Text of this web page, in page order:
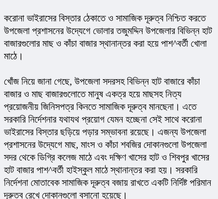
করোনা ভাইরাসের বিস্তার ঠেকাতে ও সামাজিক দূরুত্ব নিশ্চিত করতে
উপজেলা প্রশাসনের উদ্যেগে ভোলার তজুমদ্দিন উপজেলার বিভিন্ন হাট
বাজারগুলোর মাছ ও কাঁচা বাজার স্থানান্তর করা হয়ে পাশ^বর্তী খোলা
মাঠে।
খোঁজ নিয়ে জানা গেছে, উপজেলা সদরসহ বিভিন্ন হাট বাজারে কাঁচা
বাজার ও মাছ বাজারগুলোতে মানুষ একত্র হয়ে মাছসহ নিত্য
প্রয়োজনীয় জিনিসপত্র কিনতে সামাজিক দূরুত্ব মানছেনা। এতে
সরকারি নির্দেশনার যথাযথ প্রয়োগ যেমন হচ্ছেনা সেই সাথে করোনা
ভাইরাসের বিস্তার ছড়িয়ে পড়ার সম্ভাবনা রয়েছে। এজন্য উপজেলা
প্রশাসনের উদ্যেগে মাছ, মাংস ও কাঁচা শবজির দোকানগুলো উপজেলা
সদর থেকে ডিগ্রি কলেজ মাঠে এবং দক্ষিণ খাসের হাট ও শিবপুর খাসের
হাট বাজার পাশ^বর্তী হাইস্কুল মাঠে স্থানান্তর করা হয়। সরকারি
নির্দেশনা মোতাবেক সামাজিক দূরুত্ব বজায় রাখতে একটি নির্দিষ্ট পরিমান
দূরুত্ব রেখে দোকানগুলো বসানো হয়েছে।